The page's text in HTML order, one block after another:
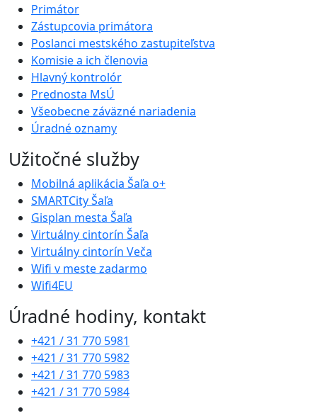
Primátor
Zástupcovia primátora
Poslanci mestského zastupiteľstva
Komisie a ich členovia
Hlavný kontrolór
Prednosta MsÚ
Všeobecne záväzné nariadenia
Úradné oznamy
Užitočné služby
Mobilná aplikácia Šaľa o+
SMARTCity Šaľa
Gisplan mesta Šaľa
Virtuálny cintorín Šaľa
Virtuálny cintorín Veča
Wifi v meste zadarmo
Wifi4EU
Úradné hodiny, kontakt
+421 / 31 770 5981
+421 / 31 770 5982
+421 / 31 770 5983
+421 / 31 770 5984